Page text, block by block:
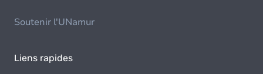
Soutenir l'UNamur
Liens rapides